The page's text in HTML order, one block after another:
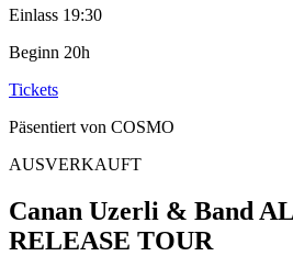
Einlass 19:30
Beginn 20h
Tickets
Päsentiert von COSMO
AUSVERKAUFT
Canan Uzerli & Band
RELEASE TOUR